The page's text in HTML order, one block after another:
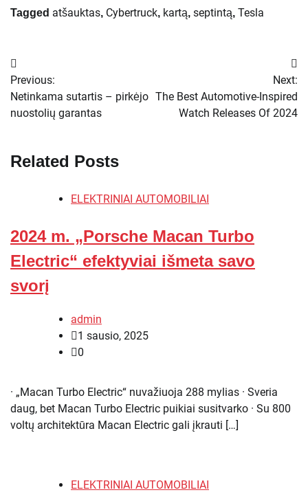
Tagged atšauktas, Cybertruck, kartą, septintą, Tesla
Navigacija
tarp
įrašų
Previous:
Netinkama sutartis – pirkėjo
nuostolių garantas
Next:
The Best Automotive-Inspired
Watch Releases Of 2024
Related Posts
ELEKTRINIAI AUTOMOBILIAI
2024 m. „Porsche Macan Turbo
Electric“ efektyviai išmeta savo
svorį
admin
1 sausio, 2025
0
· „Macan Turbo Electric“ nuvažiuoja 288 mylias · Sveria
daug, bet Macan Turbo Electric puikiai susitvarko · Su 800
voltų architektūra Macan Electric gali įkrauti […]
ELEKTRINIAI AUTOMOBILIAI